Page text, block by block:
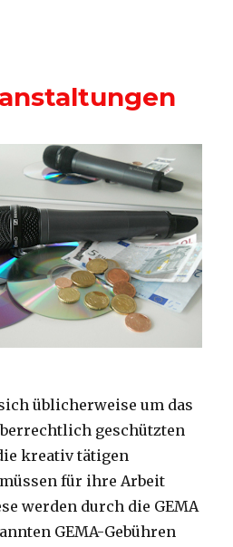
üblicherweise um das
geschützten
kreativ tätigen
für ihre Arbeit
werden durch die GEMA
GEMA-Gebühren